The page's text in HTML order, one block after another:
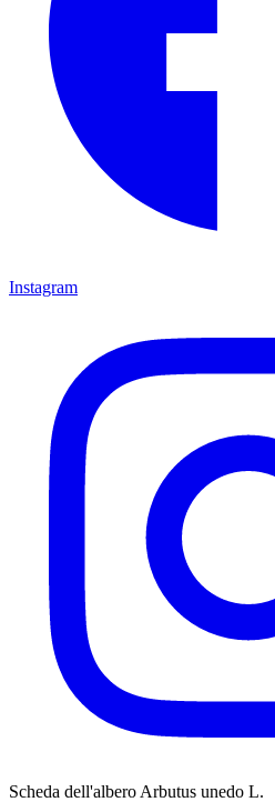
Instagram
Scheda dell'albero Arbutus unedo L.